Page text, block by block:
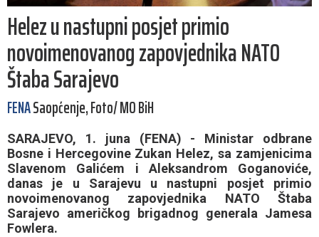
Helez u nastupni posjet primio
novoimenovanog zapovjednika NATO
Štaba Sarajevo
FENASaopćenje, Foto/ MO BiH
SARAJEVO, 1. juna (FENA) - Ministar odbrane
Bosne i Hercegovine Zukan Helez, sa zamjenicima
Slavenom Galićem i Aleksandrom Goganoviće,
danas je u Sarajevu u nastupni posjet primio
novoimenovanog zapovjednika NATO Štaba
Sarajevo američkog brigadnog generala Jamesa
Fowlera.